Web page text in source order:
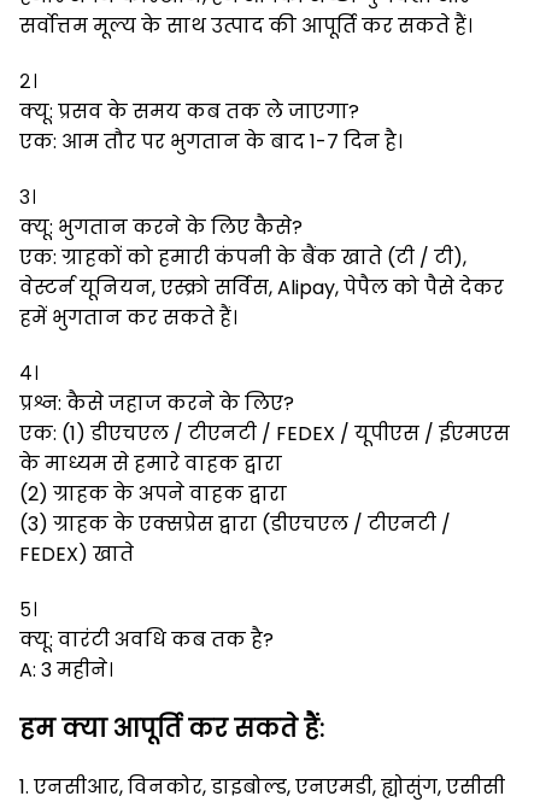
सर्वोत्तम मूल्य के साथ उत्पाद की आपूर्ति कर सकते हैं।
२।
क्यू: प्रसव के समय कब तक ले जाएगा?
एक: आम तौर पर भुगतान के बाद 1-7 दिन है।
३।
क्यू: भुगतान करने के लिए कैसे?
एक: ग्राहकों को हमारी कंपनी के बैंक खाते (टी / टी),
वेस्टर्न यूनियन, एस्क्रो सर्विस, Alipay, पेपैल को पैसे देकर
हमें भुगतान कर सकते हैं।
४।
प्रश्न: कैसे जहाज करने के लिए?
एक: (1) डीएचएल / टीएनटी / FEDEX / यूपीएस / ईएमएस
के माध्यम से हमारे वाहक द्वारा
(2) ग्राहक के अपने वाहक द्वारा
(3) ग्राहक के एक्सप्रेस द्वारा (डीएचएल / टीएनटी /
FEDEX) खाते
५।
क्यू: वारंटी अवधि कब तक है?
A: 3 महीने।
हम क्या आपूर्ति कर सकते हैं:
1. एनसीआर, विनकोर, डाइबोल्ड, एनएमडी, ह्योसुंग, एसीसी